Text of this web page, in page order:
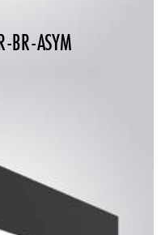
BR-ASYM